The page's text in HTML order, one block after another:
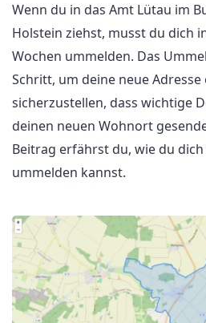
Wenn du in das Amt Lütau im
Holstein ziehst, musst du dich
Wochen ummelden. Das
Schritt, um deine neue
sicherzustellen, dass wichtige
deinen neuen Wohnort
Beitrag erfährst du, wie du
ummelden kannst.